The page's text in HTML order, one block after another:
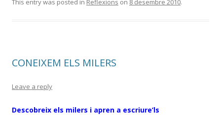
e
k
itt m
ix
CONEIXEM ELS MILERS
Leave a reply
Descobreix els milers i apren a escriure’ls